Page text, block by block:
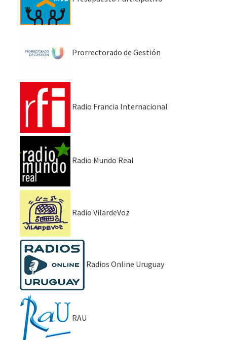
Prorrectorado de Gestión
Radio Francia Internacional
Radio Mundo Real
Radio VilardeVoz
Radios Online Uruguay
RAU